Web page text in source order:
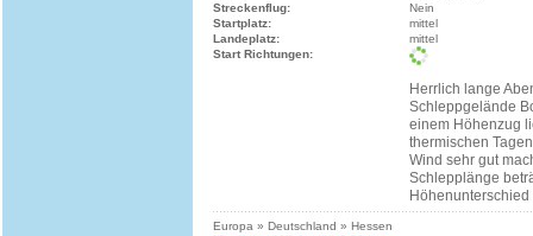
Streckenflug:
Nein
Startplatz:
mittel
Landeplatz:
mittel
Start Richtungen:
Herrlich lange
Schleppgelände
einem Höhenzug
thermischen
Wind sehr gut
Schlepplänge
Höhenunterschied
Europa » Deutschland » Hessen